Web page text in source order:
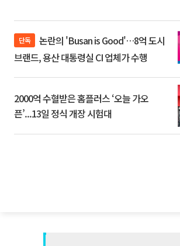
단독
브랜드, 용산 대통령실 CI 업체가 수행
2000억 수혈받은 홈플러스 ‘오늘 가오
픈’...13일 정식 개장 시험대